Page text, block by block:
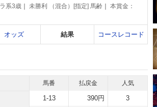
系3歳 未勝利 （混合）[指定] 馬齢
本賞金：
オッズ 結果 コースレコード
馬番 払戻金 人気
1-13 390円 3